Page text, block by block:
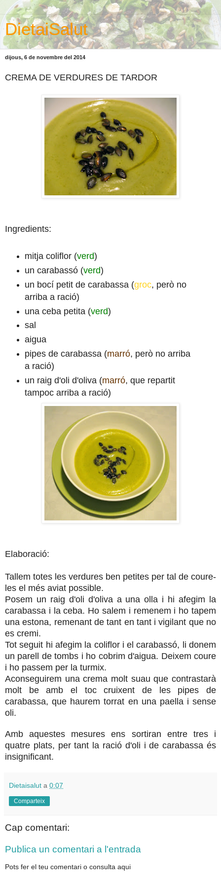
DietaiSalut
dijous, 6 de novembre del 2014
CREMA DE VERDURES DE TARDOR
Ingredients:
mitja coliflor (verd)
un carabassó (verd)
un bocí petit de carabassa (groc, però no
arriba a ració)
una ceba petita (verd)
sal
aigua
pipes de carabassa (marró, però no arriba
a ració)
un raig d'oli d'oliva (marró, que repartit
tampoc arriba a ració)
Elaboració:
Tallem totes les verdures ben petites per tal de coure-
les el més aviat possible.
Posem un raig d'oli d'oliva a una olla i hi afegim la
carabassa i la ceba. Ho salem i remenem i ho tapem
una estona, remenant de tant en tant i vigilant que no
es cremi.
Tot seguit hi afegim la coliflor i el carabassó, li donem
un parell de tombs i ho cobrim d'aigua. Deixem coure
i ho passem per la turmix.
Aconseguirem una crema molt suau que contrastarà
molt be amb el toc cruixent de les pipes de
carabassa, que haurem torrat en una paella i sense
oli.
Amb aquestes mesures ens sortiran entre tres i
quatre plats, per tant la ració d'oli i de carabassa és
insignificant.
Dietaisalut a 0:07
Comparteix
Cap comentari:
Publica un comentari a l'entrada
Pots fer el teu comentari o consulta aqui